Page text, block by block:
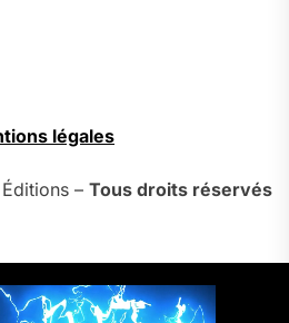
légales
– Tous droits réservés